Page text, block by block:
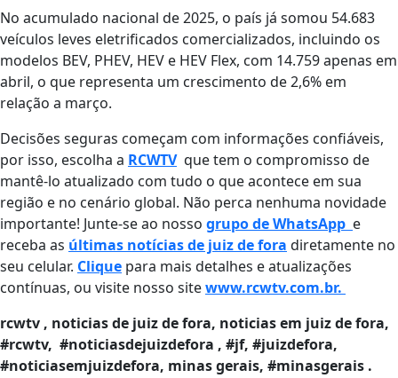
No acumulado nacional de 2025, o país já somou 54.683
veículos leves eletrificados comercializados, incluindo os
modelos BEV, PHEV, HEV e HEV Flex, com 14.759 apenas em
abril, o que representa um crescimento de 2,6% em
relação a março.
Decisões seguras começam com informações confiáveis,
por isso, escolha a RCWTVque tem o compromisso de
mantê-lo atualizado com tudo o que acontece em sua
região e no cenário global. Não perca nenhuma novidade
importante! Junte-se ao nosso grupo de WhatsApp e
receba as últimas notícias de juiz de fora diretamente no
seu celular. Clique para mais detalhes e atualizações
contínuas, ou visite nosso sitewww.rcwtv.com.br.
rcwtv , noticias de juiz de fora, noticias em juiz de fora,
#rcwtv, #noticiasdejuizdefora , #jf, #juizdefora,
#noticiasemjuizdefora, minas gerais, #minasgerais .